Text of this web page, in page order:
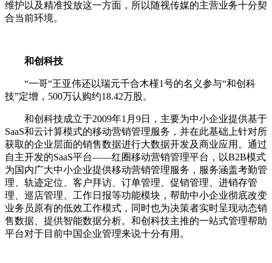
维护以及精准投放这一方面，所以随视传媒的主营业务十分契
合当前环境。
和创科技
“一哥“王亚伟还以瑞元千合木槿1号的名义参与“和创科
技”定增，500万认购约18.42万股。
和创科技成立于2009年1月9日，主要为中小企业提供基于
SaaS和云计算模式的移动营销管理服务，并在此基础上针对所
获取的企业层面的销售数据进行大数据开发及商业应用。通过
自主开发的SaaS平台——红圈移动营销管理平台，以B2B模式
为国内广大中小企业提供移动营销管理服务，服务涵盖考勤管
理、轨迹定位、客户拜访、订单管理、促销管理、进销存管
理、巡店管理、工作日报等功能模块，帮助中小企业彻底改变
业务员原有的低效工作模式，同时也为决策者实时呈现动态销
售数据、提供智能数据分析。和创科技主推的一站式管理帮助
平台对于目前中国企业管理来说十分有用。